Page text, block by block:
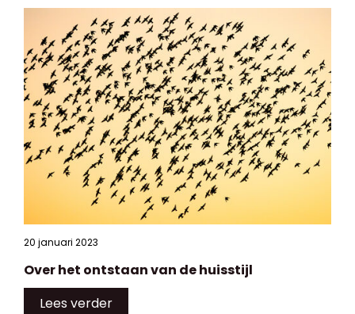
20 januari 2023
Over het ontstaan van de huisstijl
Lees verder